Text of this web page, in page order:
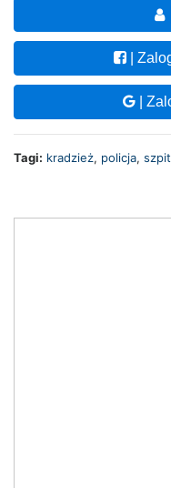
|
|
Tagi: kradzież, policja,